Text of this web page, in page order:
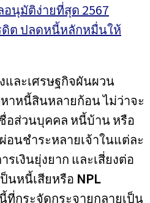
นุมัติง่ายที่สุด 2567
ต ปลดหนี้หลักหมื่นให้
ละเศรษฐกิจผันผวน
าหนี้สินหลายก้อน ไม่ว่าจะ
อส่วนบุคคล หนี้บ้าน หรือ
อนชำระหลายเจ้าในแต่ละ
เงินยุ่งยาก และเสี่ยงต่อ
นหนี้เสียหรือ NPL
กระจัดกระจายกลายเป็น